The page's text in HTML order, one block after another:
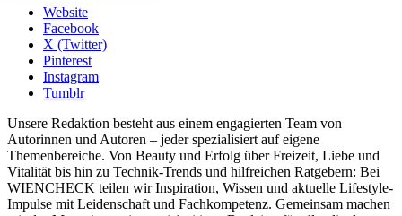
Website
Facebook
X (Twitter)
Pinterest
Instagram
Tumblr
Unsere Redaktion besteht aus einem engagierten Team von
Autorinnen und Autoren – jeder spezialisiert auf eigene
Themenbereiche. Von Beauty und Erfolg über Freizeit, Liebe und
Vitalität bis hin zu Technik-Trends und hilfreichen Ratgebern: Bei
WIENCHECK teilen wir Inspiration, Wissen und aktuelle Lifestyle-
Impulse mit Leidenschaft und Fachkompetenz. Gemeinsam machen